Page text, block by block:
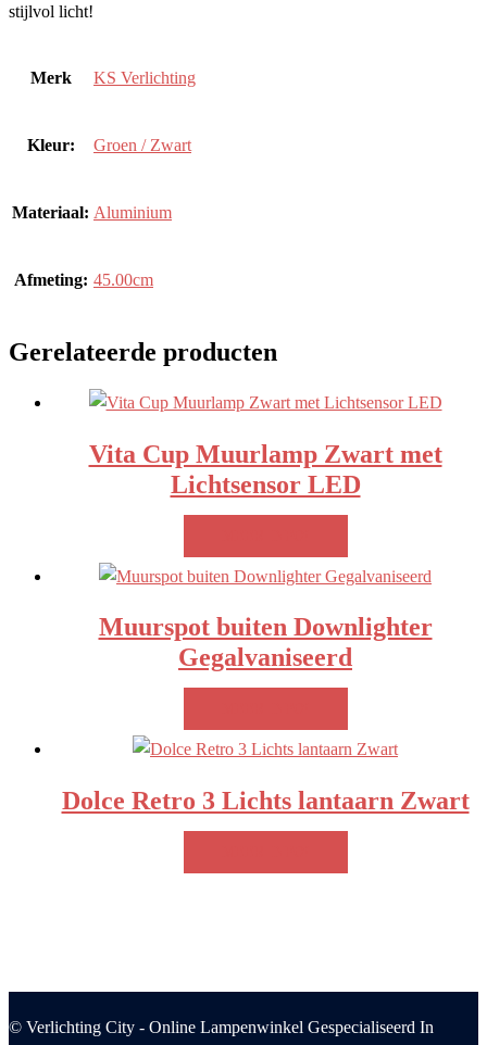
stijlvol licht!
Merk KS Verlichting
Kleur: Groen / Zwart
Materiaal: Aluminium
Afmeting: 45.00cm
Gerelateerde producten
Vita Cup Muurlamp Zwart met
Lichtsensor LED
Muurspot buiten Downlighter
Gegalvaniseerd
Dolce Retro 3 Lichts lantaarn Zwart
© Verlichting City - Online Lampenwinkel Gespecialiseerd In